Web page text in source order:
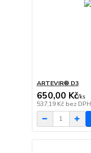
ARTEVIR® D3
650,00 Kč/ks
537,19 Kč bez DPH